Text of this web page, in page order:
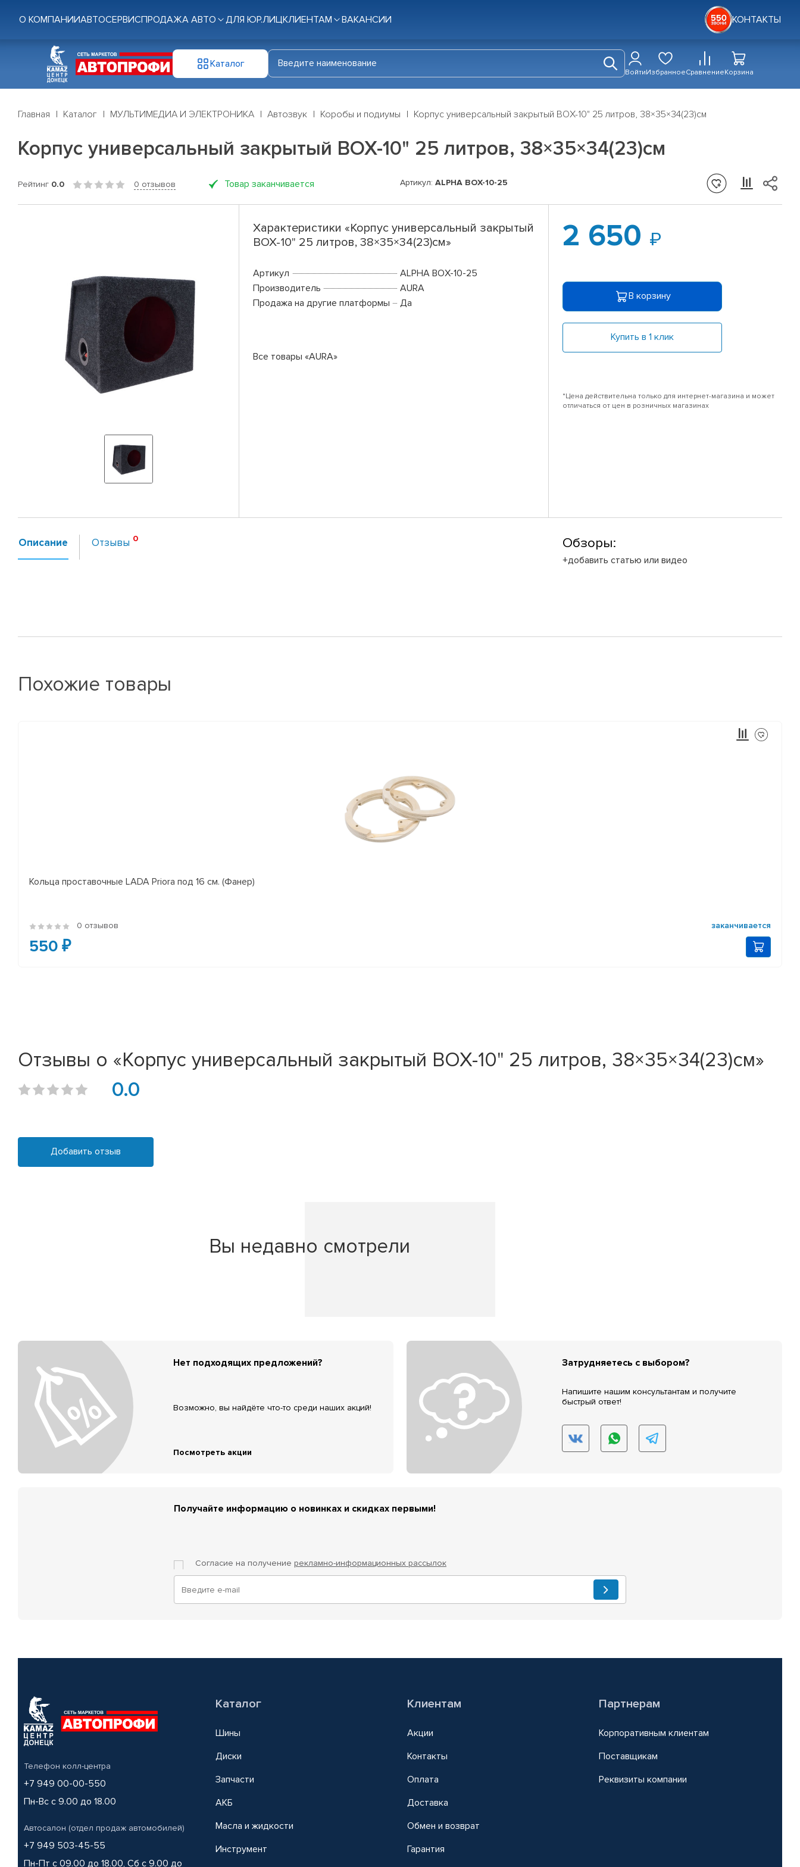
О КОМПАНИИАВТОСЕРВИСПРОДАЖА АВТО ДЛЯ ЮР.ЛИЦКЛИЕНТАМ ВАКАНСИИ КОНТАКТЫ
Каталог
ВойтиИзбранноеСравнениеКорзина
Главная Каталог МУЛЬТИМЕДИА И ЭЛЕКТРОНИКА Автозвук Коробы и подиумы Корпус универсальный закрытый BOX-10" 25 литров, 38×35×34(23)см
Корпус универсальный закрытый BOX-10" 25 литров, 38×35×34(23)см
Рейтинг 0.0 0 отзывов Товар заканчивается Артикул: ALPHA BOX-10-25
Характеристики «Корпус универсальный закрытый
BOX-10" 25 литров, 38×35×34(23)см»
Артикул
ALPHA BOX-10-25
Производитель
AURA
Продажа на другие платформы
Да
Все товары «AURA»
2 650
В корзину
Купить в 1 клик
*Цена действительна только для интернет-магазина и может
отличаться от цен в розничных магазинах
Описание Отзывы Обзоры:
+добавить статью или видео
Похожие товары
Кольца проставочные LADA Priora под 16 см. (Фанер)
0 отзывов заканчивается
550 ₽
Отзывы о «Корпус универсальный закрытый BOX-10" 25 литров, 38×35×34(23)см»
0.0
Добавить отзыв
Вы недавно смотрели
Нет подходящих предложений?
Возможно, вы найдёте что-то среди наших акций!
Посмотреть акции
Затрудняетесь с выбором?
Напишите нашим консультантам и получите
быстрый ответ!
Получайте информацию о новинках и скидках первыми!
Согласие на получение рекламно-информационных рассылок
Телефон колл-центра
+7 949 00-00-550
Пн-Вс с 9.00 до 18.00
Автосалон (отдел продаж автомобилей)
+7 949 503-45-55
Пн-Пт с 09.00 до 18.00, Сб с 9.00 до
Каталог
Шины
Диски
Запчасти
АКБ
Масла и жидкости
Инструмент
Клиентам
Акции
Контакты
Оплата
Доставка
Обмен и возврат
Гарантия
Партнерам
Корпоративным клиентам
Поставщикам
Реквизиты компании